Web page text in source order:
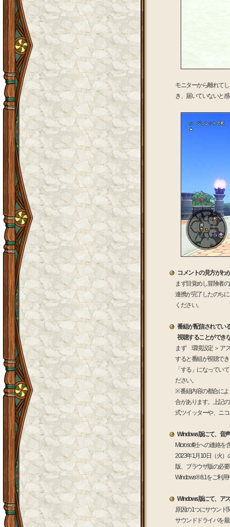
モニターから離れて
き、届いていないと
コメントの見方がわ
まず目覚めし冒険者
連携が完了したのち
ください。
番組が配信されてい
視聴することができ
まず 環境設定 ＞ ア
すると番組が視聴で
「する」になってい
ださい。
※ 番組内容の都合に
合があります。上記
式ツイッターや、ニ
Windows版にて、音
Microsoft社への連絡
2023年1月10日（火）
版、ブラウザ版の必
Windows® 8.1をご利
Windows版にて、ア
原因の1つにサウンド
サウンドドライバを